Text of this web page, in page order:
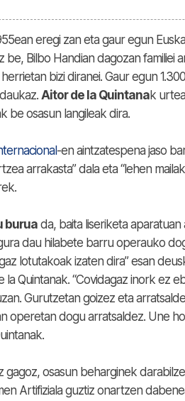
eregi zan eta gaur egun
Bilbo Handian dagozan familiei
bizi diranei. Gaur egun
Aitor de la Quintanak
be osasun langileak dira.
-en aintzatespena jaso
arrakasta” dala eta “lehen
buruada, baita liseriketa
dau hilabete barru operauko
lotutakoak izaten dira” esan
Quintanak. “Covidagaz inork ez
Gurutzetan goizez eta
operetan dogu arratsaldez. Une
gagoz, osasun beharginek
Artifiziala guztiz onartzen